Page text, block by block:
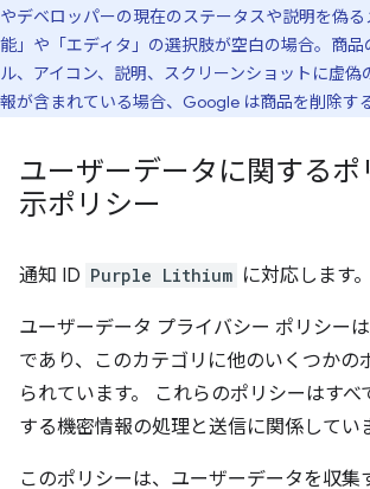
やデベロッパーの現在のステータスや説明を偽
能」や「エディタ」の選択肢が空白の場合。商品
ル、アイコン、説明、スクリーンショットに虚偽
報が含まれている場合、Google は商品を削除す
ユーザーデータに関するポ
示ポリシー
通知 ID Purple Lithium に対応します。
ユーザーデータ プライバシー ポリシー
であり、このカテゴリに他のいくつかの
られています。 これらのポリシーはすべ
する機密情報の処理と送信に関係してい
このポリシーは、ユーザーデータを収集